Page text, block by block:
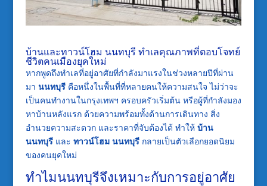
บ้านและทาวน์โฮม นนทบุรี ทำเลคุณภาพที่ตอบโจทย์
ชีวิตคนเมืองยุคใหม่
หากพูดถึงทำเลที่อยู่อาศัยที่กำลังมาแรงในช่วงหลายปีที่ผ่าน
มา นนทบุรีคือหนึ่งในพื้นที่ที่หลายคนให้ความสนใจ ไม่ว่าจะ
เป็นคนทำงานในกรุงเทพฯ ครอบครัวเริ่มต้น หรือผู้ที่กำลังมอง
หาบ้านหลังแรก ด้วยความพร้อมทั้งด้านการเดินทาง สิ่ง
อำนวยความสะดวก และราคาที่จับต้องได้ ทำให้ บ้าน
นนทบุรีและ ทาวน์โฮม นนทบุรีกลายเป็นตัวเลือกยอดนิยม
ของคนยุคใหม่
ทำไมนนทบุรีจึงเหมาะกับการอยู่อาศัย